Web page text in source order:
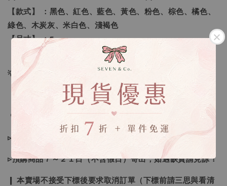
【款式】 ：黑色、紅色、藍色、黃色、粉色、棕色、橘色、
綠色、木炭灰、米白色、淺褐色
【尺寸】 ：F
💡訂單依照下單順序為主唷！
🔍IG搜尋：Sevenjewelry.co
▹現貨商品１～３日內寄出
▹預購商品７～２１日（不含假日）寄出，如遇缺貨請見諒！
❙ 本賣場不接受下標後要求取消訂單（下標前請三思與看清